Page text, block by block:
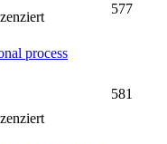
577
process
581